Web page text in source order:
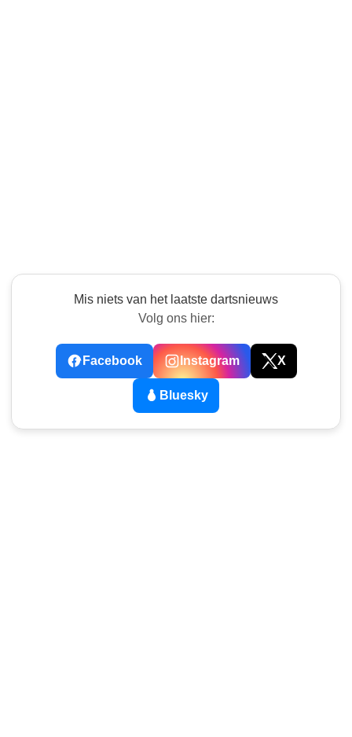
Mis niets van het laatste dartsnieuws
Volg ons hier:
Facebook Instagram X
Bluesky